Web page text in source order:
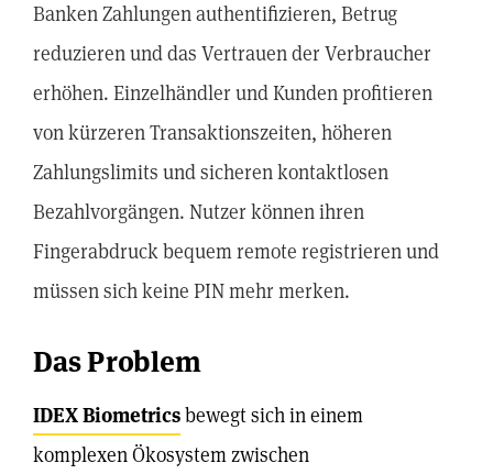
Banken Zahlungen authentifizieren, Betrug
reduzieren und das Vertrauen der Verbraucher
erhöhen. Einzelhändler und Kunden profitieren
von kürzeren Transaktionszeiten, höheren
Zahlungslimits und sicheren kontaktlosen
Bezahlvorgängen. Nutzer können ihren
Fingerabdruck bequem remote registrieren und
müssen sich keine PIN mehr merken.
Das Problem
IDEX Biometricsbewegt sich in einem
komplexen Ökosystem zwischen